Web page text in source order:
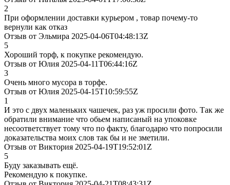
2
При оформлении доставки курьером , товар почему-то
вернули как отказ
Отзыв от Эльмира 2025-04-06T04:48:13Z
5
Хороший торф, к покупке рекомендую.
Отзыв от Юлия 2025-04-11T06:44:16Z
3
Очень много мусора в торфе.
Отзыв от Юлия 2025-04-15T10:59:55Z
1
И это с двух маленьких чашечек, раз уж просили фото. Так же
обратили внимание что обьем написаный на упоковке
несоответствует тому что по факту, благодарю что попросили
доказательства моих слов так бы и не зметили.
Отзыв от Виктория 2025-04-19T19:52:01Z
5
Буду заказывать ещё.
Рекомендую к покупке.